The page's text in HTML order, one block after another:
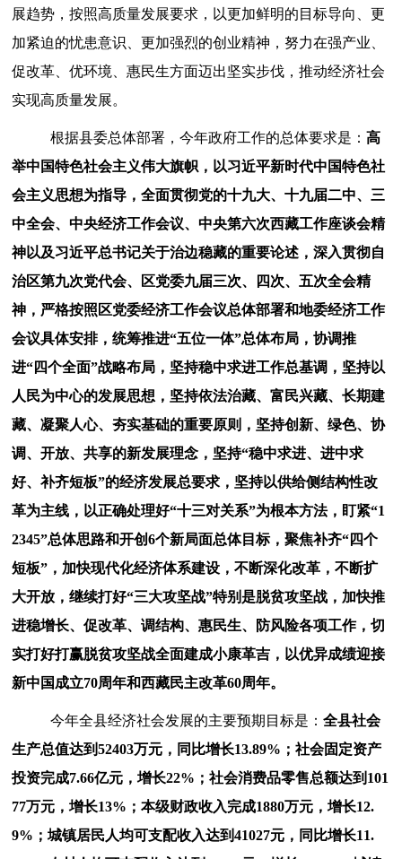
展趋势，按照高质量发展要求，以更加鲜明的目标导向、更
加紧迫的忧患意识、更加强烈的创业精神，努力在强产业、
促改革、优环境、惠民生方面迈出坚实步伐，推动经济社会
实现高质量发展。
根据县委总体部署，今年政府工作的总体要求是：高
举中国特色社会主义伟大旗帜，以习近平新时代中国特色社
会主义思想为指导，全面贯彻党的十九大、十九届二中、三
中全会、中央经济工作会议、中央第六次西藏工作座谈会精
神以及习近平总书记关于治边稳藏的重要论述，深入贯彻自
治区第九次党代会、区党委九届三次、四次、五次全会精
神，严格按照区党委经济工作会议总体部署和地委经济工作
会议具体安排，统筹推进“五位一体”总体布局，协调推
进“四个全面”战略布局，坚持稳中求进工作总基调，坚持以
人民为中心的发展思想，坚持依法治藏、富民兴藏、长期建
藏、凝聚人心、夯实基础的重要原则，坚持创新、绿色、协
调、开放、共享的新发展理念，坚持“稳中求进、进中求
好、补齐短板”的经济发展总要求，坚持以供给侧结构性改
革为主线，以正确处理好“十三对关系”为根本方法，盯紧“1
2345”总体思路和开创6个新局面总体目标，聚焦补齐“四个
短板”，加快现代化经济体系建设，不断深化改革，不断扩
大开放，继续打好“三大攻坚战”特别是脱贫攻坚战，加快推
进稳增长、促改革、调结构、惠民生、防风险各项工作，切
实打好打赢脱贫攻坚战全面建成小康革吉，以优异成绩迎接
新中国成立70周年和西藏民主改革60周年。
今年全县经济社会发展的主要预期目标是：全县社会
生产总值达到52403万元，同比增长13.89%；社会固定资产
投资完成7.66亿元，增长22%；社会消费品零售总额达到101
77万元，增长13%；本级财政收入完成1880万元，增长12.
9%；城镇居民人均可支配收入达到41027元，同比增长11.